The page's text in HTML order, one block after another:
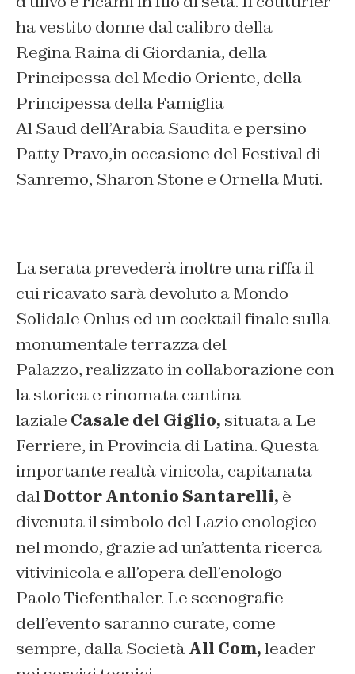
ha vestito donne dal calibro della
Regina Raina di Giordania, della
Principessa del Medio Oriente, della
Principessa della Famiglia
Al Saud dell’Arabia Saudita e persino
Patty Pravo,in occasione del Festival di
Sanremo, Sharon Stone e Ornella Muti.
La serata prevederà inoltre una riffa il
cui ricavato sarà devoluto a Mondo
Solidale Onlus ed un cocktail finale sulla
monumentale terrazza del
Palazzo, realizzato in collaborazione con
la storica e rinomata cantina
laziale Casale del Giglio, situata a Le
Ferriere, in Provincia di Latina. Questa
importante realtà vinicola, capitanata
dalDottor Antonio Santarelli, è
divenuta il simbolo del Lazio enologico
nel mondo, grazie ad un’attenta ricerca
vitivinicola e all’opera dell’enologo
Paolo Tiefenthaler. Le scenografie
dell’evento saranno curate, come
sempre, dalla SocietàAll Com,leader